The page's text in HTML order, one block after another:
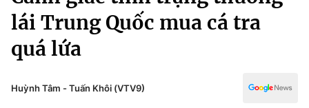
Chính trị
Xã hội
Pháp luật
Thể thao
Truyền hình
Văn hóa - Giải trí
lái Trung Quốc mua cá tra
quá lứa
Huỳnh Tâm - Tuấn Khôi (VTV9)